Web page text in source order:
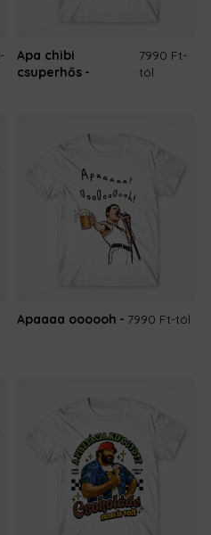
-
Apa chibi
csuperhős
7990 Ft-
tól
Apaaaa oooooh 7990 Ft-tól